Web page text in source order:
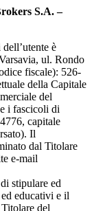
S.A. –
è
ul. Rondo
fiscale): 526-
della Capitale
del
i fascicoli di
capitale
Il
dal Titolare
e-mail
stipulare ed
educativi e il
del